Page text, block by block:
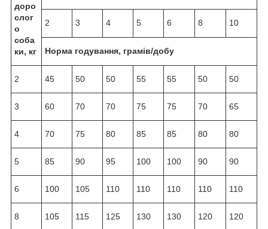
доро
слог
о
соба
ки, кг
2 3 4 5 6 8 10
Норма годування, грамів/добу
2 45 50 50 55 55 50 50
3 60 70 70 75 75 70 65
4 70 75 80 85 85 80 80
5 85 90 95 100 100 90 90
6 100 105 110 110 110 110 110
8 105 115 125 130 130 120 120